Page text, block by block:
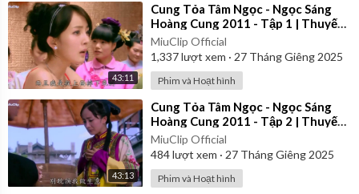
43:11
⁣Cung Tỏa Tâm Ngọc - Ngọc Sáng
Hoàng Cung 2011 - Tập 1 | Thuyết
Minh
MiuClip Official
1,337lượt xem · 27 Tháng Giêng 2025
Phim và Hoạt hình
43:13
⁣Cung Tỏa Tâm Ngọc - Ngọc Sáng
Hoàng Cung 2011 - Tập 2 | Thuyết
Minh
MiuClip Official
484lượt xem · 27 Tháng Giêng 2025
Phim và Hoạt hình